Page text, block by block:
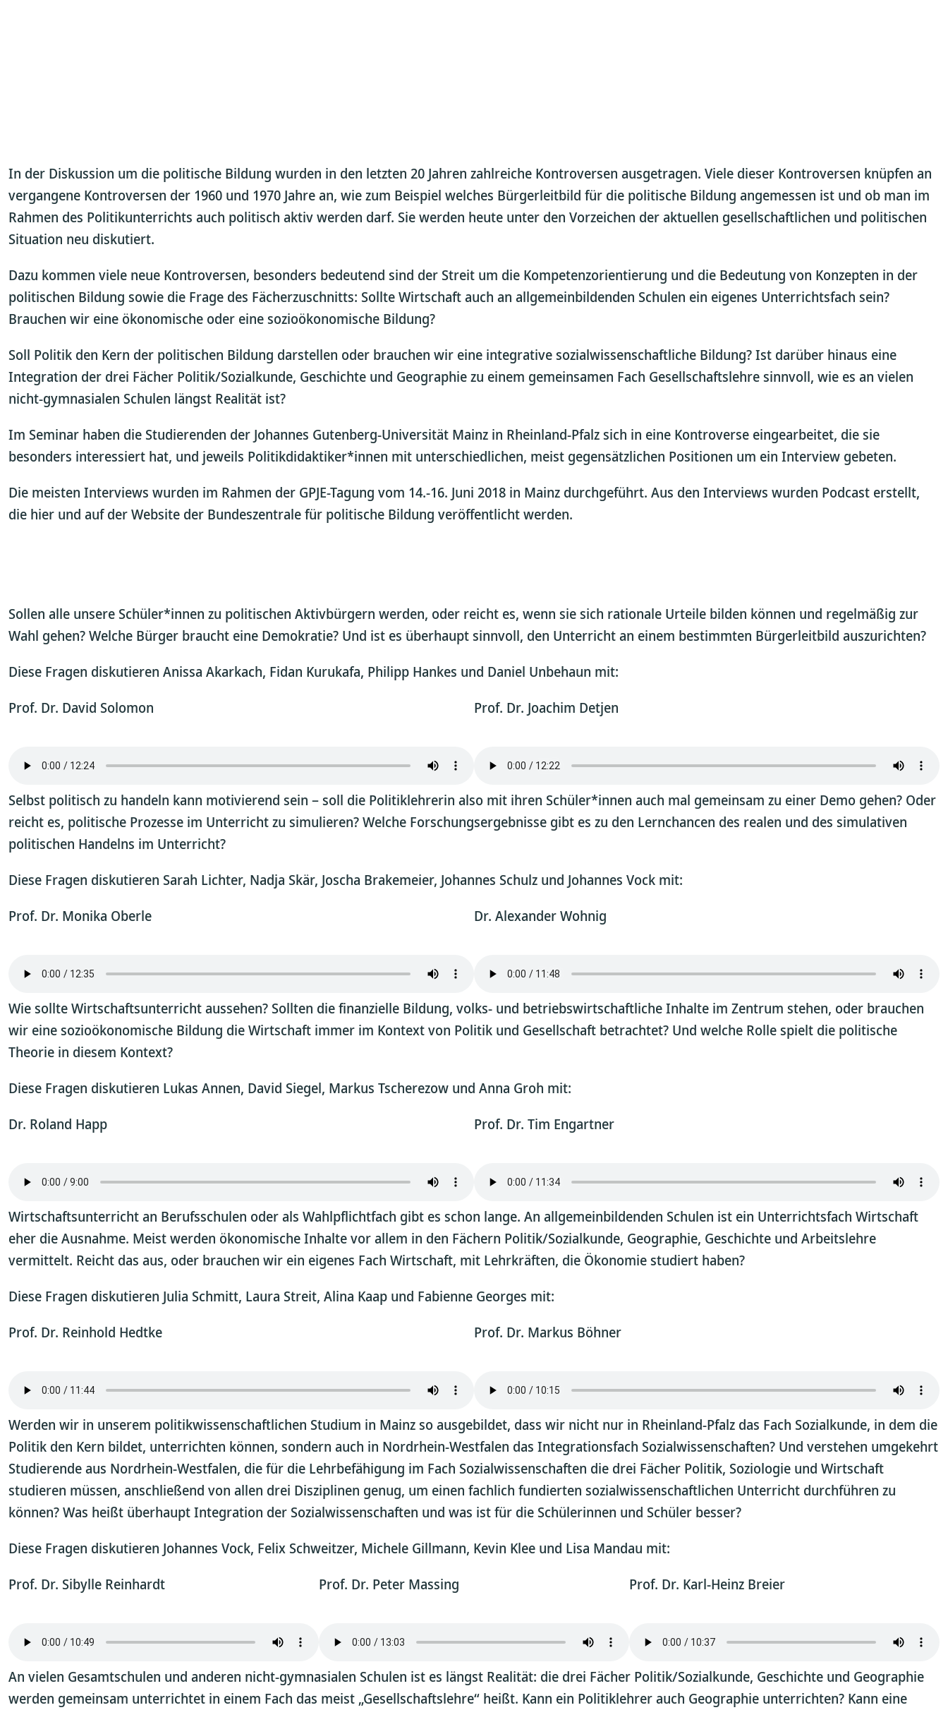
In der Diskussion um die politische Bildung wurden in den letzten 20 Jahren zahlreiche Kontroversen ausgetragen. Viele dieser Kontroversen knüpfen an
vergangene Kontroversen der 1960 und 1970 Jahre an, wie zum Beispiel welches Bürgerleitbild für die politische Bildung angemessen ist und ob man im
Rahmen des Politikunterrichts auch politisch aktiv werden darf. Sie werden heute unter den Vorzeichen der aktuellen gesellschaftlichen und politischen
Situation neu diskutiert.
Dazu kommen viele neue Kontroversen, besonders bedeutend sind der Streit um die Kompetenzorientierung und die Bedeutung von Konzepten in der
politischen Bildung sowie die Frage des Fächerzuschnitts: Sollte Wirtschaft auch an allgemeinbildenden Schulen ein eigenes Unterrichtsfach sein?
Brauchen wir eine ökonomische oder eine sozioökonomische Bildung?
Soll Politik den Kern der politischen Bildung darstellen oder brauchen wir eine integrative sozialwissenschaftliche Bildung? Ist darüber hinaus eine
Integration der drei Fächer Politik/Sozialkunde, Geschichte und Geographie zu einem gemeinsamen Fach Gesellschaftslehre sinnvoll, wie es an vielen
nicht-gymnasialen Schulen längst Realität ist?
Im Seminar haben die Studierenden der Johannes Gutenberg-Universität Mainz in Rheinland-Pfalz sich in eine Kontroverse eingearbeitet, die sie
besonders interessiert hat, und jeweils Politikdidaktiker*innen mit unterschiedlichen, meist gegensätzlichen Positionen um ein Interview gebeten.
Die meisten Interviews wurden im Rahmen der GPJE-Tagung vom 14.-16. Juni 2018 in Mainz durchgeführt. Aus den Interviews wurden Podcast erstellt,
die hier und auf der Website der Bundeszentrale für politische Bildung veröffentlicht werden.
Sollen alle unsere Schüler*innen zu politischen Aktivbürgern werden, oder reicht es, wenn sie sich rationale Urteile bilden können und regelmäßig zur
Wahl gehen? Welche Bürger braucht eine Demokratie? Und ist es überhaupt sinnvoll, den Unterricht an einem bestimmten Bürgerleitbild auszurichten?
Diese Fragen diskutieren Anissa Akarkach, Fidan Kurukafa, Philipp Hankes und Daniel Unbehaun mit:
Prof. Dr. David Solomon
Prof. Dr. Joachim Detjen
Selbst politisch zu handeln kann motivierend sein – soll die Politiklehrerin also mit ihren Schüler*innen auch mal gemeinsam zu einer Demo gehen? Oder
reicht es, politische Prozesse im Unterricht zu simulieren? Welche Forschungsergebnisse gibt es zu den Lernchancen des realen und des simulativen
politischen Handelns im Unterricht?
Diese Fragen diskutieren Sarah Lichter, Nadja Skär, Joscha Brakemeier, Johannes Schulz und Johannes Vock mit:
Prof. Dr. Monika Oberle
Dr. Alexander Wohnig
Wie sollte Wirtschaftsunterricht aussehen? Sollten die finanzielle Bildung, volks- und betriebswirtschaftliche Inhalte im Zentrum stehen, oder brauchen
wir eine sozioökonomische Bildung die Wirtschaft immer im Kontext von Politik und Gesellschaft betrachtet? Und welche Rolle spielt die politische
Theorie in diesem Kontext?
Diese Fragen diskutieren Lukas Annen, David Siegel, Markus Tscherezow und Anna Groh mit:
Dr. Roland Happ
Prof. Dr. Tim Engartner
Wirtschaftsunterricht an Berufsschulen oder als Wahlpflichtfach gibt es schon lange. An allgemeinbildenden Schulen ist ein Unterrichtsfach Wirtschaft
eher die Ausnahme. Meist werden ökonomische Inhalte vor allem in den Fächern Politik/Sozialkunde, Geographie, Geschichte und Arbeitslehre
vermittelt. Reicht das aus, oder brauchen wir ein eigenes Fach Wirtschaft, mit Lehrkräften, die Ökonomie studiert haben?
Diese Fragen diskutieren Julia Schmitt, Laura Streit, Alina Kaap und Fabienne Georges mit:
Prof. Dr. Reinhold Hedtke
Prof. Dr. Markus Böhner
Werden wir in unserem politikwissenschaftlichen Studium in Mainz so ausgebildet, dass wir nicht nur in Rheinland-Pfalz das Fach Sozialkunde, in dem die
Politik den Kern bildet, unterrichten können, sondern auch in Nordrhein-Westfalen das Integrationsfach Sozialwissenschaften? Und verstehen umgekehrt
Studierende aus Nordrhein-Westfalen, die für die Lehrbefähigung im Fach Sozialwissenschaften die drei Fächer Politik, Soziologie und Wirtschaft
studieren müssen, anschließend von allen drei Disziplinen genug, um einen fachlich fundierten sozialwissenschaftlichen Unterricht durchführen zu
können? Was heißt überhaupt Integration der Sozialwissenschaften und was ist für die Schülerinnen und Schüler besser?
Diese Fragen diskutieren Johannes Vock, Felix Schweitzer, Michele Gillmann, Kevin Klee und Lisa Mandau mit:
Prof. Dr. Sibylle Reinhardt
Prof. Dr. Peter Massing Prof. Dr. Karl-Heinz Breier
An vielen Gesamtschulen und anderen nicht-gymnasialen Schulen ist es längst Realität: die drei Fächer Politik/Sozialkunde, Geschichte und Geographie
werden gemeinsam unterrichtet in einem Fach das meist „Gesellschaftslehre“ heißt. Kann ein Politiklehrer auch Geographie unterrichten? Kann eine